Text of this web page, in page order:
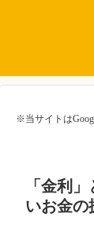
※当サイトは
「金利
いお金の